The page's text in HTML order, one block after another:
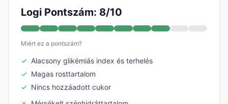
Logi Pontszám: 8/10
Miért ez a pontszám?
✓ Alacsony glikémiás index és terhelés
✓ Magas rosttartalom
✓ Nincs hozzáadott cukor